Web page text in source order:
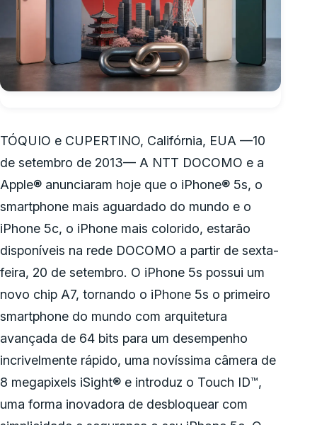
TÓQUIO e CUPERTINO, Califórnia, EUA —10
de setembro de 2013— A NTT DOCOMO e a
Apple® anunciaram hoje que o iPhone® 5s, o
smartphone mais aguardado do mundo e o
iPhone 5c, o iPhone mais colorido, estarão
disponíveis na rede DOCOMO a partir de sexta-
feira, 20 de setembro. O iPhone 5s possui um
novo chip A7, tornando o iPhone 5s o primeiro
smartphone do mundo com arquitetura
avançada de 64 bits para um desempenho
incrivelmente rápido, uma novíssima câmera de
8 megapixels iSight® e introduz o Touch ID™,
uma forma inovadora de desbloquear com